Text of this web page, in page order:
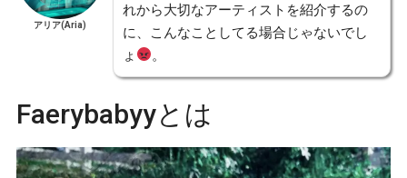
アリア(Aria)
れから大切なアーティストを紹介するの
に、こんなことしてる場合じゃないでし
ょ
。
Faerybabyyとは